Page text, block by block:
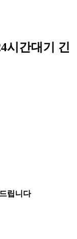
시간대기 긴
립니다